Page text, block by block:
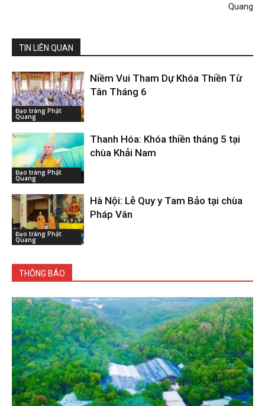
Quang
TIN LIÊN QUAN
Đạo tràng Phật
Quang
Niềm Vui Tham Dự Khóa Thiền Từ
Tân Tháng 6
Đạo tràng Phật
Quang
Thanh Hóa: Khóa thiền tháng 5 tại
chùa Khải Nam
Đạo tràng Phật
Quang
Hà Nội: Lễ Quy y Tam Bảo tại chùa
Pháp Vân
THÔNG BÁO